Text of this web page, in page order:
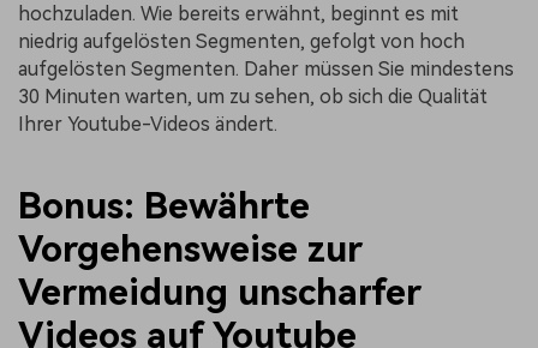
hochzuladen. Wie bereits erwähnt, beginnt es mit
niedrig aufgelösten Segmenten, gefolgt von hoch
aufgelösten Segmenten. Daher müssen Sie mindestens
30 Minuten warten, um zu sehen, ob sich die Qualität
Ihrer Youtube-Videos ändert.
Bonus: Bewährte
Vorgehensweise zur
Vermeidung unscharfer
Videos auf Youtube